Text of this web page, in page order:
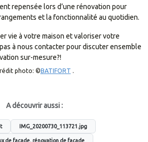
repensée lors d’une rénovation pour
et la fonctionnalité au quotidien.
vie à votre maison et valoriser votre
à nous contacter pour discuter ensemble
sur-mesure?!
photo: ©BATIFORT .
A découvrir aussi :
IMG_20200730_113721.jpg
de façade, rénovation de façade